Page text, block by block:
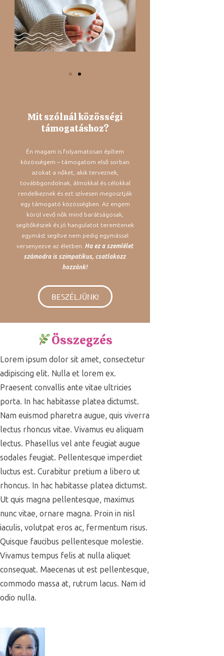
Mit szólnál közösségi
támogatáshoz?
Én magam is folyamatosan építem
közösségem – támogatom első sorban
azokat a nőket, akik terveznek,
továbbgondolnak, álmokkal és célokkal
rendelkeznek és ezt szívesen megosztják
egy támogató közösségben. Az engem
körül vevő nők mind barátságosak,
segítőkészek és jó hangulatot teremtenek
egymást segítve nem pedig egymással
versenyezve az életben. Ha ez a szemlélet
számodra is szimpatikus, csatlakozz
hozzánk!
BESZÉLJÜNK!
Összegzés
Lorem ipsum dolor sit amet, consectetur
adipiscing elit. Nulla et lorem ex.
Praesent convallis ante vitae ultricies
porta. In hac habitasse platea dictumst.
Nam euismod pharetra augue, quis viverra
lectus rhoncus vitae. Vivamus eu aliquam
lectus. Phasellus vel ante feugiat augue
sodales feugiat. Pellentesque imperdiet
luctus est. Curabitur pretium a libero ut
rhoncus. In hac habitasse platea dictumst.
Ut quis magna pellentesque, maximus
nunc vitae, ornare magna. Proin in nisl
iaculis, volutpat eros ac, fermentum risus.
Quisque faucibus pellentesque molestie.
Vivamus tempus felis at nulla aliquet
consequat. Maecenas ut est pellentesque,
commodo massa at, rutrum lacus. Nam id
odio nulla.